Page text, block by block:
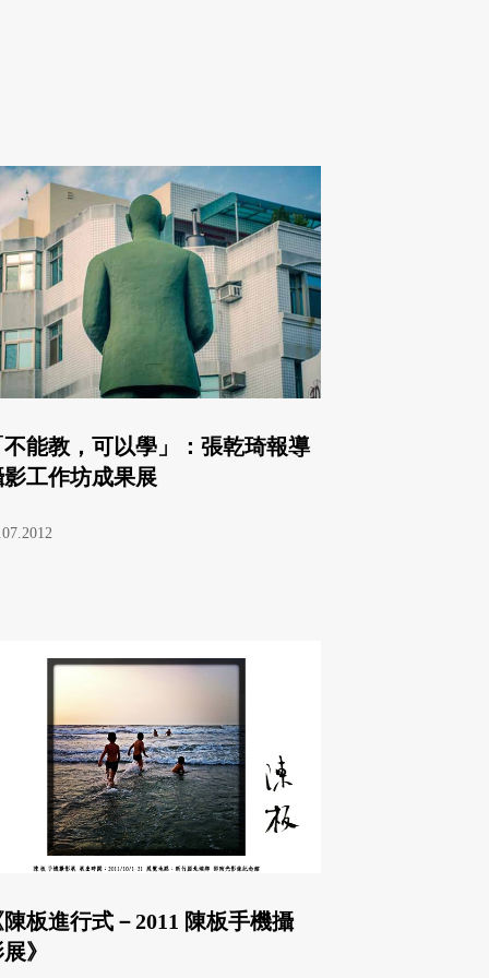
不能教，可以學」：張乾琦報導
影工作坊成果展
板進行式－2011 陳板手機攝
》